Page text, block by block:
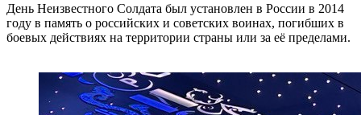
День Неизвестного Солдата был установлен в России в 2014
году в память о российских и советских воинах, погибших в
боевых действиях на территории страны или за её пределами.